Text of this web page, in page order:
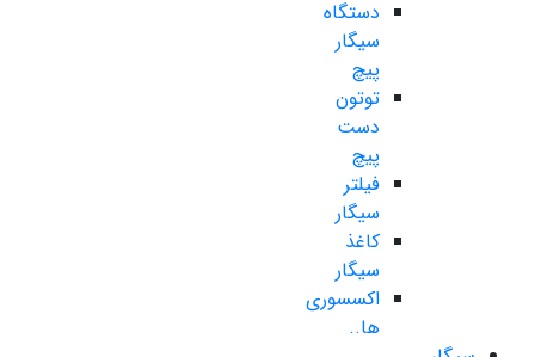
دستگاه
سیگار
پیچ
توتون
دست
پیچ
فیلتر
سیگار
کاغذ
سیگار
اکسسوری
ها..